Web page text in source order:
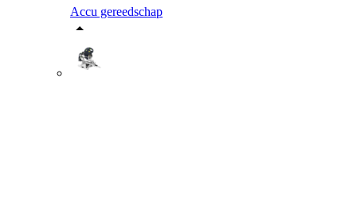
Accu gereedschap